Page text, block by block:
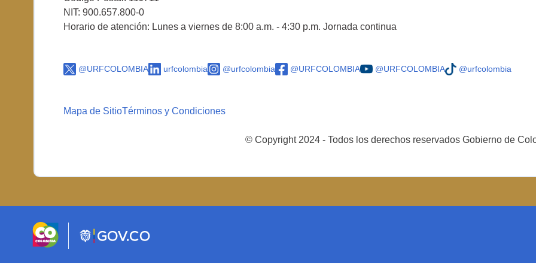
NIT: 900.657.800-0
Horario de atención: Lunes a viernes de 8:00 a.m. - 4:30 p.m. Jornada continua
@URFCOLOMBIA urfcolombia @urfcolombia @URFCOLOMBIA @URFCOLOMBIA @urfcolombia
Mapa de SitioTérminos y Condiciones
© Copyright 2024 - Todos los derechos reservados Gobierno de